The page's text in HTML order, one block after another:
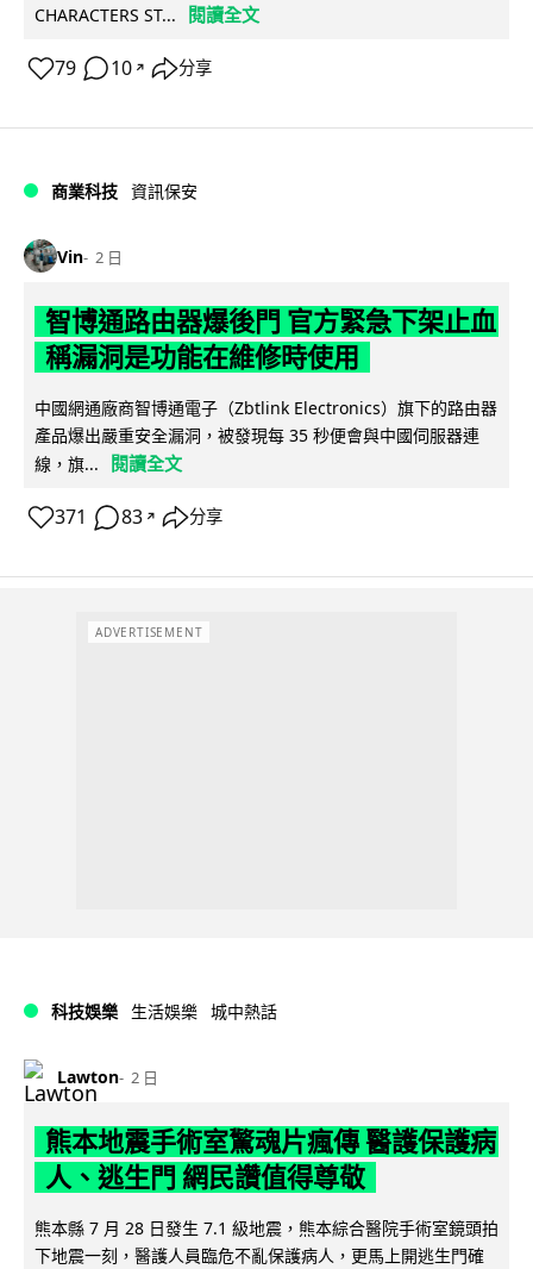
CHARACTERS ST...
閱讀全文
79 10 ↗ 分享
商業科技 資訊保安
Vin 2 日
智博通路由器爆後門 官方緊急下架止血
稱漏洞是功能在維修時使用
中國網通廠商智博通電子（Zbtlink Electronics）旗下的路由器
產品爆出嚴重安全漏洞，被發現每 35 秒便會與中國伺服器連
線，旗...
閱讀全文
371 83 ↗ 分享
ADVERTISEMENT
科技娛樂 生活娛樂 城中熱話
Lawton 2 日
熊本地震手術室驚魂片瘋傳 醫護保護病
人、逃生門 網民讚值得尊敬
熊本縣 7 月 28 日發生 7.1 級地震，熊本綜合醫院手術室鏡頭拍
下地震一刻，醫護人員臨危不亂保護病人，更馬上開逃生門確